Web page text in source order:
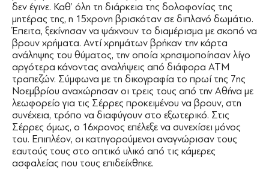
δεν έγινε. Καθ’ όλη τη διάρκεια της δολοφονίας της
μητέρας της, η 15χρονη βρισκόταν σε διπλανό δωμάτιο.
Έπειτα, ξεκίνησαν να ψάχνουν το διαμέρισμα με σκοπό να
βρουν χρήματα. Αντί χρημάτων βρήκαν την κάρτα
ανάληψης του θύματος, την οποία χρησιμοποίησαν λίγο
αργότερα κάνοντας αναλήψεις από διάφορα ΑΤΜ
τραπεζών. Σύμφωνα με τη δικογραφία το πρωί της 7ης
Νοεμβρίου αναχώρησαν οι τρεις τους από την Αθήνα με
λεωφορείο για τις Σέρρες προκειμένου να βρουν, στη
συνέχεια, τρόπο να διαφύγουν στο εξωτερικό. Στις
Σέρρες όμως, ο 16χρονος επέλεξε να συνεχίσει μόνος
του. Επιπλέον, οι κατηγορούμενοι αναγνώρισαν τους
εαυτούς τους στο οπτικό υλικό από τις κάμερες
ασφαλείας που τους επιδείχθηκε.